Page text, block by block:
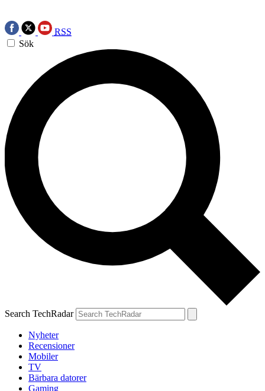
RSS
Sök
Search TechRadar
Nyheter
Recensioner
Mobiler
TV
Bärbara datorer
Gaming